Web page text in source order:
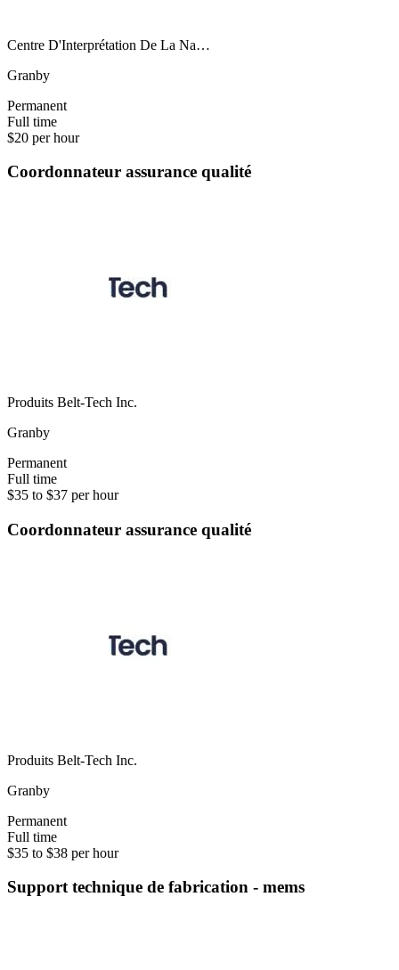
Centre D'Interprétation De La Na…
Granby
Permanent
Full time
$20 per hour
Coordonnateur assurance qualité
Produits Belt-Tech Inc.
Granby
Permanent
Full time
$35 to $37 per hour
Coordonnateur assurance qualité
Produits Belt-Tech Inc.
Granby
Permanent
Full time
$35 to $38 per hour
Support technique de fabrication - mems